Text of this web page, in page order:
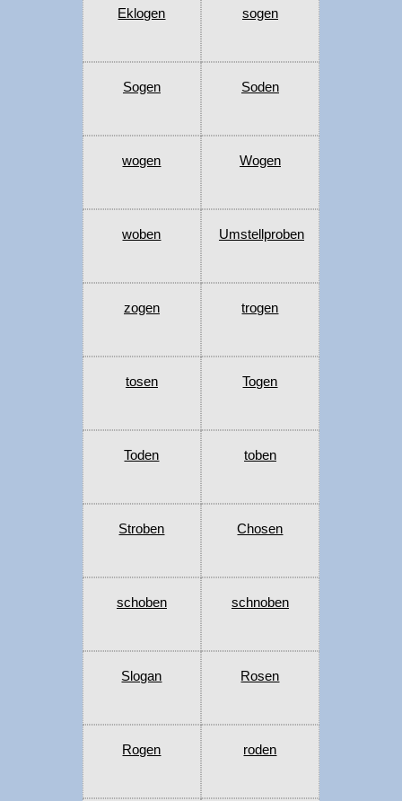
Eklogen sogen
Sogen Soden
wogen Wogen
woben Umstellproben
zogen trogen
tosen Togen
Toden toben
Stroben Chosen
schoben schnoben
Slogan Rosen
Rogen roden